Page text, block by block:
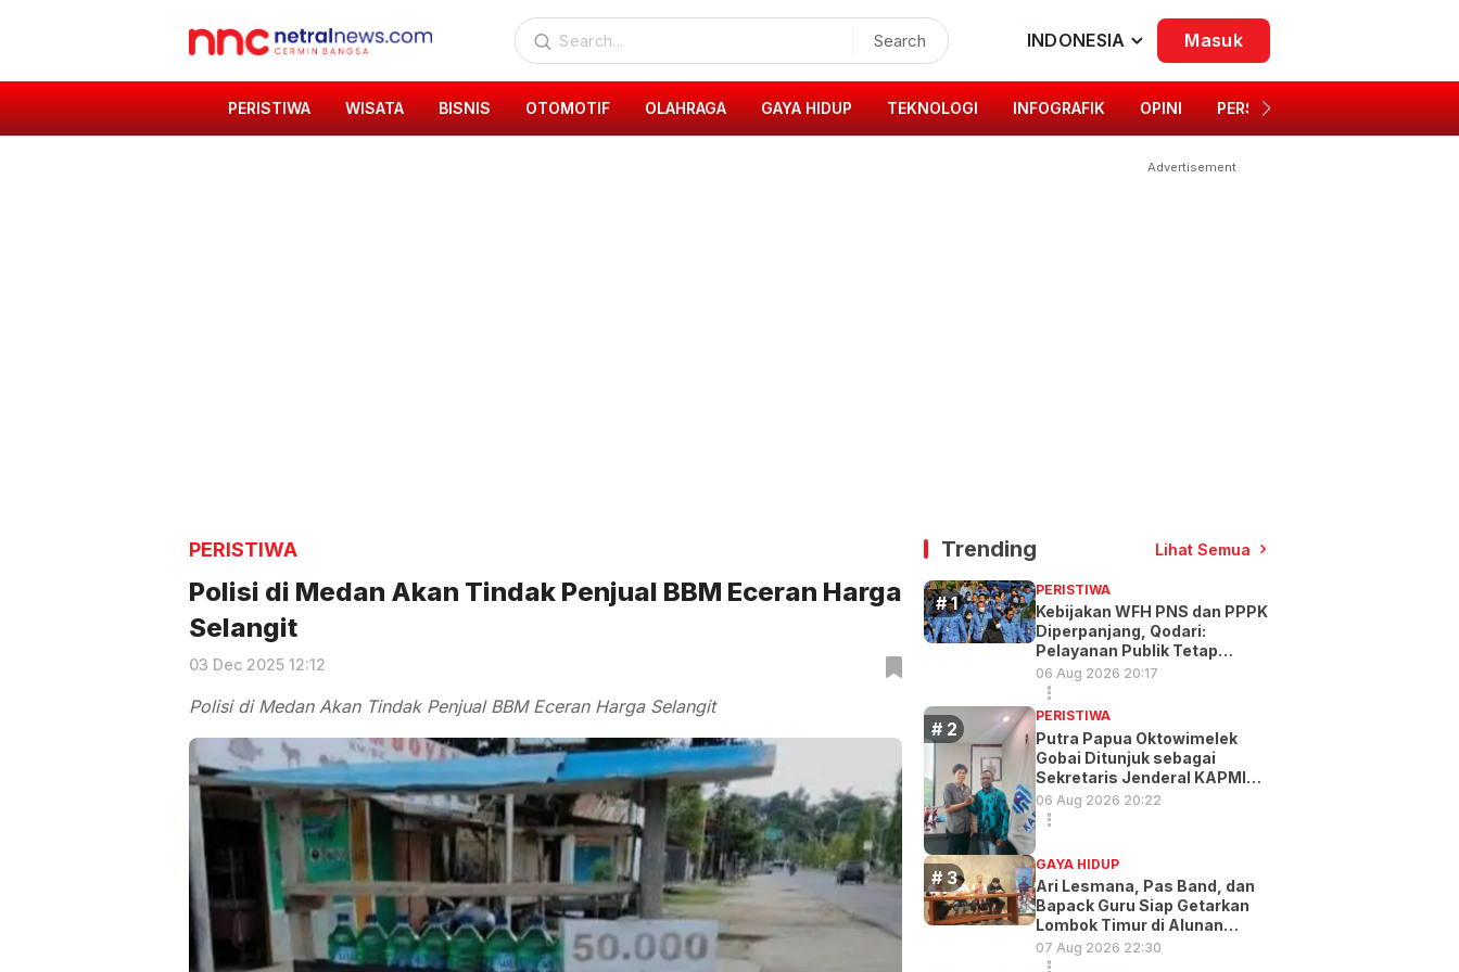
Search INDONESIA Masuk
PERISTIWA WISATA BISNIS OTOMOTIF OLAHRAGA GAYA HIDUP TEKNOLOGI INFOGRAFIK OPINI PERSONA
Advertisement
PERISTIWA
Polisi di Medan Akan Tindak Penjual BBM Eceran Harga
Selangit
03 Dec 2025 12:12
Polisi di Medan Akan Tindak Penjual BBM Eceran Harga Selangit
Trending Lihat Semua
PERISTIWA
Kebijakan WFH PNS dan PPPK
Diperpanjang, Qodari:
Pelayanan Publik Tetap
Optimal
06 Aug 2026 20:17
PERISTIWA
Putra Papua Oktowimelek
Gobai Ditunjuk sebagai
Sekretaris Jenderal KAPMI
PT
06 Aug 2026 20:22
GAYA HIDUP
Ari Lesmana, Pas Band, dan
Bapack Guru Siap Getarkan
Lombok Timur di Alunan
Music Exp
07 Aug 2026 22:30